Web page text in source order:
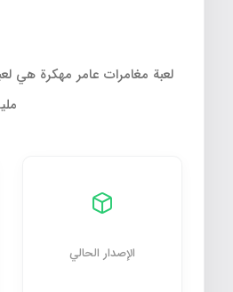
لعبة مغامرات عامر مهكرة هي
الإصدار الحالي